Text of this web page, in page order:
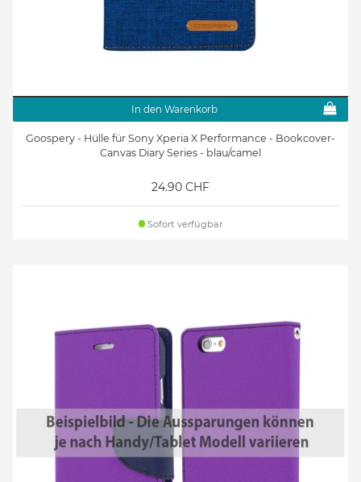
In den Warenkorb
Goospery - Hülle für Sony Xperia X Performance - Bookcover-
Canvas Diary Series - blau/camel
24.90 CHF
Sofort verfügbar